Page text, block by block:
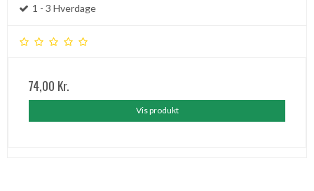
1 - 3 Hverdage
74,00 Kr.
Vis produkt